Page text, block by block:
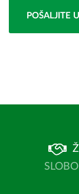
POŠALJITE